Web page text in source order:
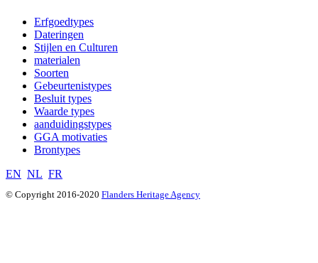
Erfgoedtypes
Dateringen
Stijlen en Culturen
materialen
Soorten
Gebeurtenistypes
Besluit types
Waarde types
aanduidingstypes
GGA motivaties
Brontypes
EN NL FR
© Copyright 2016-2020 Flanders Heritage Agency